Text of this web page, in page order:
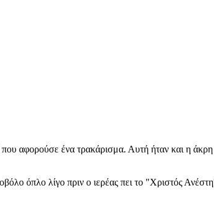
αφορούσε ένα τρακάρισμα. Αυτή ήταν και η άκρη
όπλο λίγο πριν ο ιερέας πει το "Χριστός